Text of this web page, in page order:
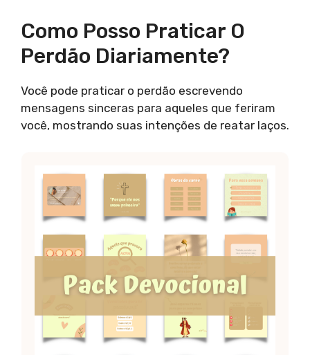
Como Posso Praticar O
Perdão Diariamente?
Você pode praticar o perdão escrevendo
mensagens sinceras para aqueles que feriram
você, mostrando suas intenções de reatar laços.